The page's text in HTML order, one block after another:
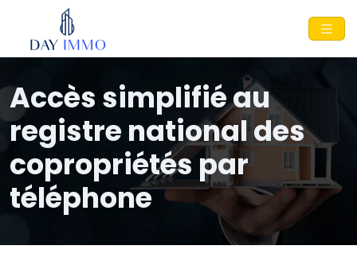
Accès simplifié au
registre national des
copropriétés par
téléphone